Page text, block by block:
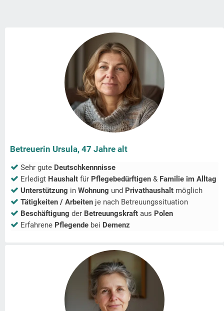
Betreuerin Ursula, 47 Jahre alt
Sehr gute Deutschkennnisse
Erledigt Haushalt für Pflegebedürftigen & Familie im Alltag
Unterstützung in Wohnung und Privathaushalt möglich
Tätigkeiten / Arbeiten je nach Betreuungssituation
Beschäftigung der Betreuungskraft aus Polen
Erfahrene Pflegende bei Demenz